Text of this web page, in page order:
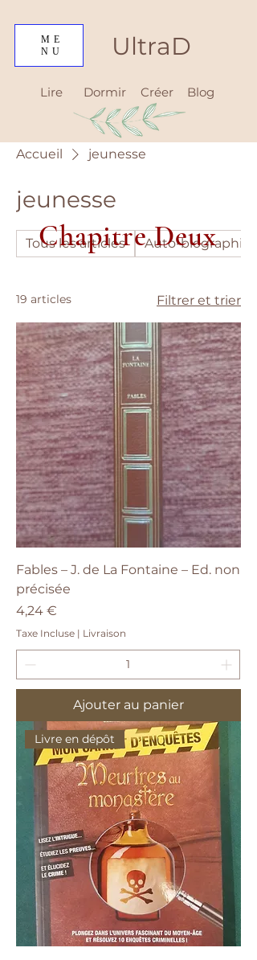
ME
NU
UltraD
Lire Créer
Dormir Blog
Accueil jeunesse
jeunesse
Tous les articles Auto-biographie
19 articles Filtrer et trier
Fables – J. de La Fontaine – Ed. non
précisée
Prix
4,24 €
Taxe Incluse | Livraison
Ajouter au panier
Livre en dépôt
Chapitre Deux